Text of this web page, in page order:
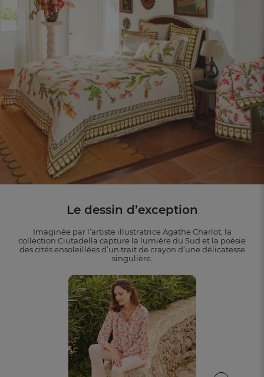
Le dessin d’exception
Imaginée par l’artiste illustratrice Agathe Charlot, la
collection Ciutadella capture la lumière du Sud et la poésie
des cités ensoleillées d’un trait de crayon d’une délicatesse
singulière.